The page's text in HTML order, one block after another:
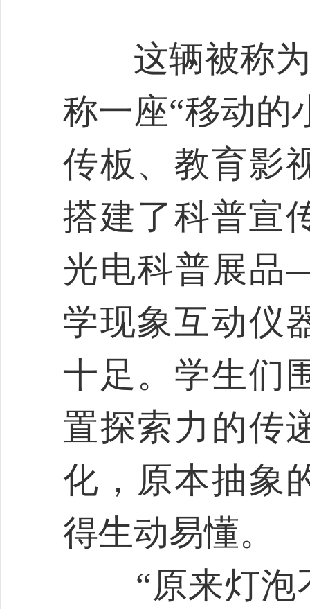
这辆被称为“
称一座“移动的
传板、教育影
搭建了科普宣
光电科普展
学现象互动仪
十足。学生们
置探索力的传
化，原本抽象
得生动易懂。
“原来灯泡